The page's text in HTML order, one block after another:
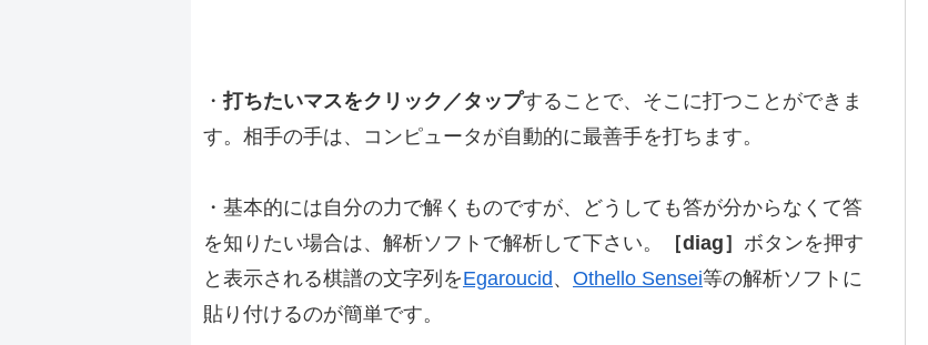
・打ちたいマスをクリック／タップすることで、そこに打つことができま
す。相手の手は、コンピュータが自動的に最善手を打ちます。
・基本的には自分の力で解くものですが、どうしても答が分からなくて答
を知りたい場合は、解析ソフトで解析して下さい。
［diag］ ボタンを押す
と表示される棋譜の文字列をEgaroucid、 Othello Sensei等の解析ソフトに
貼り付けるのが簡単です。